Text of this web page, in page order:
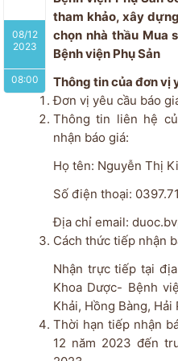
08/12
2023
08:00
tham khảo, xây
chọn nhà thầu Mua
Bệnh viện Phụ Sản
Thông tin của đơn vị
Đơn vị yêu cầu báo
Thông tin liên hệ
nhận báo giá:
Họ tên: Nguyễn
Số điện thoại:
Địa chỉ email:
Cách thức tiếp nhận
Nhận trực tiếp tại
Khoa Dược- Bệnh
Khải, Hồng Bàng, Hải
Thời hạn tiếp nhận
12 năm 2023 đến